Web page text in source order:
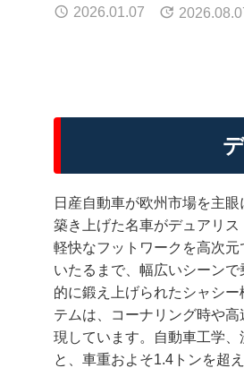
2026.01.07
日産自動車が欧州市場を主
築き上げた名車がデュアリ
軽快なフットワークを高次
いたるまで、幅広いシーン
的に鍛え上げられたシャシ
テムは、コーナリング時や
現しています。自動車工学
と、車重およそ1.4トンを超